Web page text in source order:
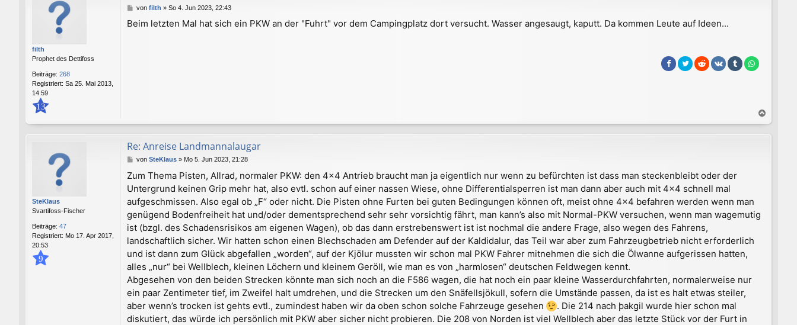
filth
Prophet des Dettifoss
Beiträge: 268
Registriert: Sa 25. Mai 2013,
14:59
13
B
i
von filth » So 4. Jun 2023, 22:43
Beim letzten Mal hat sich ein PKW an der "Fuhrt" vor dem Campingplatz dort versucht. Wasser angesaugt, kaputt. Da kommen Leute auf Ideen...
a
c
SteKlaus
Svartifoss-Fischer
Beiträge: 47
Registriert: Mo 17. Apr 2017,
20:53
9
Re: Anreise Landmannalaugar
B
i
t
a
g
von SteKlaus» Mo 5. Jun 2023, 21:28
Zum Thema Pisten, Allrad, normaler PKW: den 4x4 Antrieb braucht man ja eigentlich nur wenn zu befürchten ist dass man steckenbleibt oder der
Untergrund keinen Grip mehr hat, also evtl. schon auf einer nassen Wiese, ohne Differentialsperren ist man dann aber auch mit 4x4 schnell mal
aufgeschmissen. Also egal ob „F“ oder nicht. Die Pisten ohne Furten bei guten Bedingungen können oft, meist ohne 4x4 befahren werden wenn man
genügend Bodenfreiheit hat und/oder dementsprechend sehr sehr vorsichtig fährt, man kann’s also mit Normal-PKW versuchen, wenn man wagemutig
ist (bzgl. des Schadensrisikos am eigenen Wagen), ob das dann erstrebenswert ist ist nochmal die andere Frage, also wegen des Fahrens,
landschaftlich sicher. Wir hatten schon einen Blechschaden am Defender auf der Kaldidalur, das Teil war aber zum Fahrzeugbetrieb nicht erforderlich
und ist dann zum Glück abgefallen „worden“, auf der Kjölur mussten wir schon mal PKW Fahrer mitnehmen die sich die Ölwanne aufgerissen hatten,
alles „nur“ bei Wellblech, kleinen Löchern und kleinem Geröll, wie man es von „harmlosen“ deutschen Feldwegen kennt.
Abgesehen von den beiden Strecken könnte man sich noch an die F586 wagen, die hat noch ein paar kleine Wasserdurchfahrten, normalerweise nur
ein paar Zentimeter tief, im Zweifel halt umdrehen, und die Strecken um den Snäfellsjökull, sofern die Umstände passen, da ist es halt etwas steiler,
aber wenn’s trocken ist gehts evtl., zumindest haben wir da oben schon solche Fahrzeuge gesehen
. Die 214 nach þakgil wurde hier schon mal
diskutiert, das würde ich persönlich mit PKW aber sicher nicht probieren. Die 208 von Norden ist viel Wellblech aber das letzte Stück vor der Furt in